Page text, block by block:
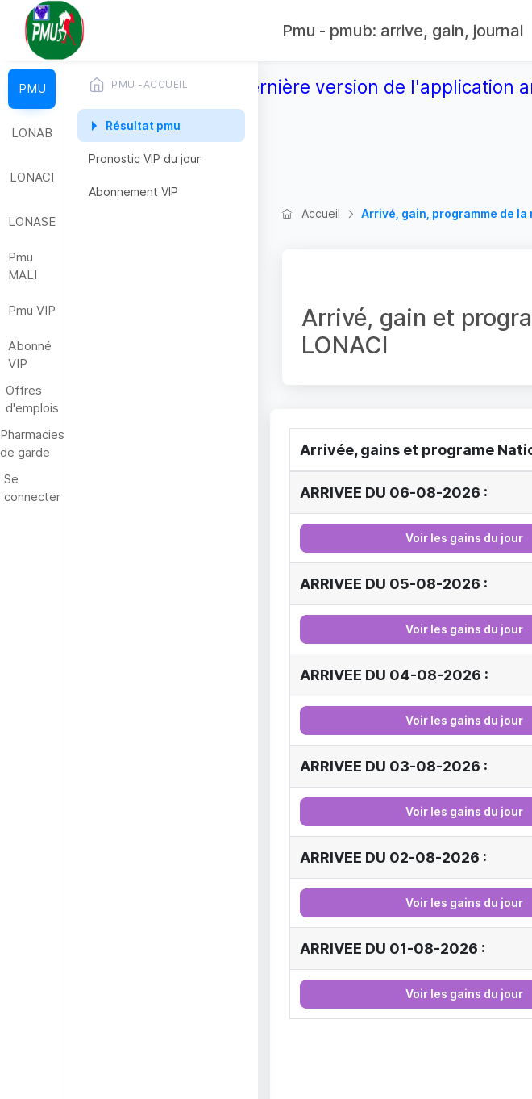
Pmu - pmub: arrive, gain, journal
Télécharger la dernière version de l'application
PMU
LONAB
LONACI
LONASE
Pmu
MALI
Pmu VIP
Abonné
VIP
Offres
d'emplois
Pharmacies
de garde
Se
connecter
PMU -ACCUEIL
Résultat pmu
Pronostic VIP du jour
Abonnement VIP
Accueil
Arrivé, gain, programme de la
Arrivé, gain et
LONACI
Arrivée, gains et programe
ARRIVEE DU 06-08-2026 :
Voir les gains du jour
ARRIVEE DU 05-08-2026 :
Voir les gains du jour
ARRIVEE DU 04-08-2026 :
Voir les gains du jour
ARRIVEE DU 03-08-2026 :
Voir les gains du jour
ARRIVEE DU 02-08-2026 :
Voir les gains du jour
ARRIVEE DU 01-08-2026 :
Voir les gains du jour